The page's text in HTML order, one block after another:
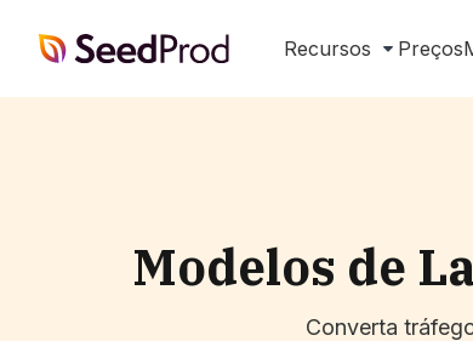
SeedProd Recursos Preços
Modelos de
Converta